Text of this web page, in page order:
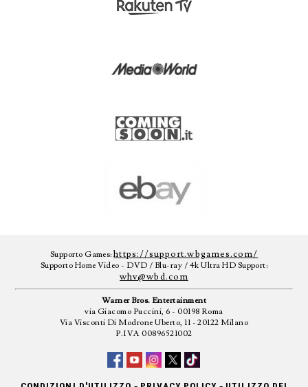
Supporto Games:https://support.wbgames.com/
Supporto Home Video - DVD / Blu-ray / 4k Ultra HD Support:
whv@wbd.com
Warner Bros. Entertainment
via Giacomo Puccini, 6 - 00198 Roma
Via Visconti Di Modrone Uberto, 11 - 20122 Milano
P.IVA 00896521002